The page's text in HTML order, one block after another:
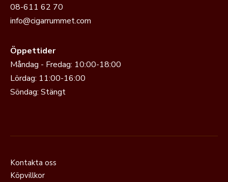
08-611 62 70
info@cigarrummet.com
Öppettider
Måndag - Fredag: 10:00-18:00
Lördag: 11:00-16:00
Söndag: Stängt
Kontakta oss
Köpvillkor